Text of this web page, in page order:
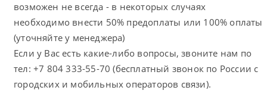
возможен не всегда - в некоторых случаях
необходимо внести 50% предоплаты или 100% оплаты
(уточняйте у менеджера)
Если у Вас есть какие-либо вопросы, звоните нам по
тел: +7 804 333-55-70 (бесплатный звонок по России с
городских и мобильных операторов связи).